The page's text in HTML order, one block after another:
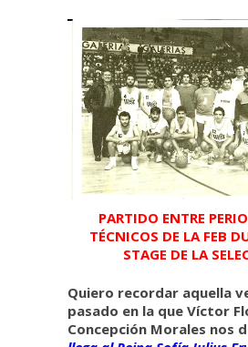
PARTIDO ENTRE
TÉCNICOS DE LA FEB
STAGE DE LA
Quiero recordar aquella
pasado en la que Víctor
Concepción Morales nos